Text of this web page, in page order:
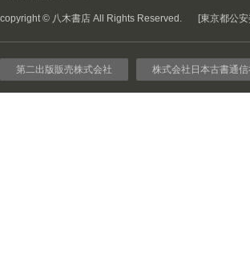
copyright © 八木書店 All Rights Reserved. [東京都公
第二出版販売株式会社 株式会社日本古書通信